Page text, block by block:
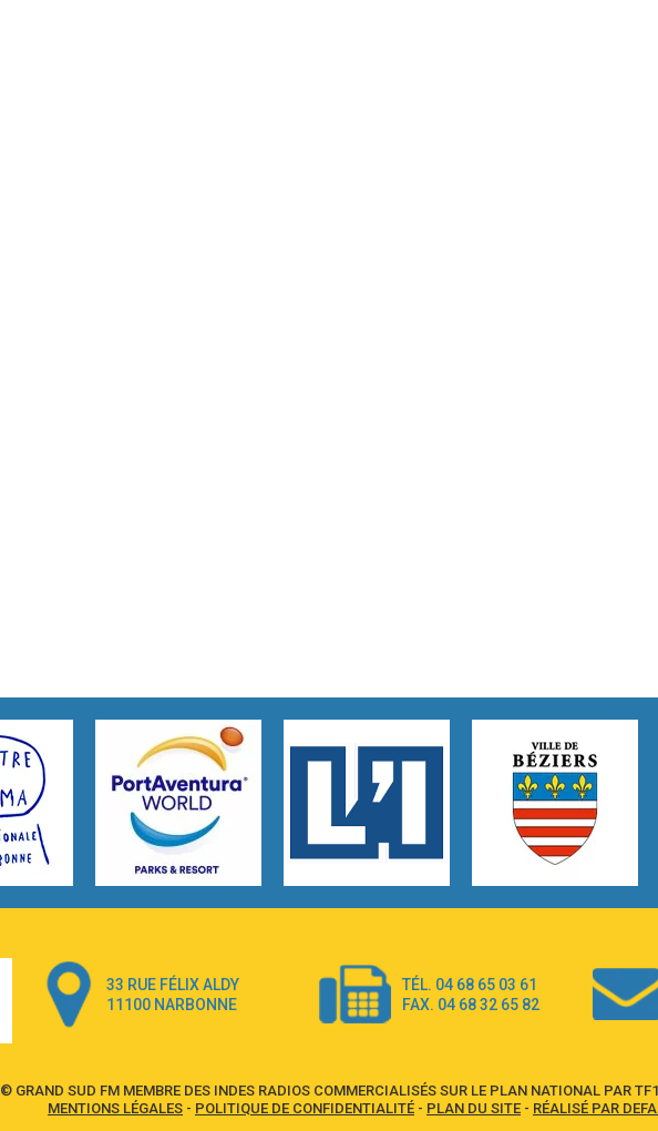
33 RUE FÉLIX ALDY
11100 NARBONNE
TÉL. 04 68 65 03 61
FAX. 04 68 32 65 82
© GRAND SUD FM MEMBRE DES INDES RADIOS COMMERCIALISÉS SUR LE PLAN NATIONAL PAR
MENTIONS LÉGALES - POLITIQUE DE CONFIDENTIALITÉ - PLAN DU SITE - RÉALISÉ PAR